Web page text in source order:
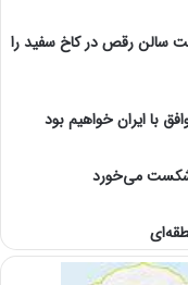
سالن رقص در کاخ سفید را
با ایران خواهیم بود
شکست می‌خورد